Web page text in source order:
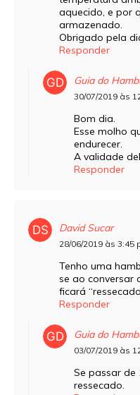
aquecido, e por
armazenado.
Obrigado pela
Responder
Guia do
30/07/2019 às
Bom dia.
Esse molho
endurecer.
A validade
Responder
David Sucar
28/06/2019 às 3:45
Tenho uma
se ao conversar
ficará
Responder
Guia do
03/07/2019 às
Se passar de
ressecado.